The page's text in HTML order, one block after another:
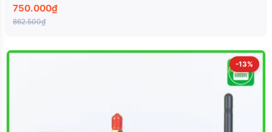
750.000₫
862.500₫
-13%